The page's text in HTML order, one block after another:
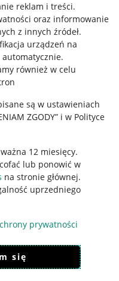
reklam i treści.
oraz informowanie
z innych źródeł.
urządzeń na
.
również w celu
są w ustawieniach
ZGODY” i w Polityce
12 miesięcy.
lub ponowić w
na stronie głównej.
uprzedniego
prywatności
się